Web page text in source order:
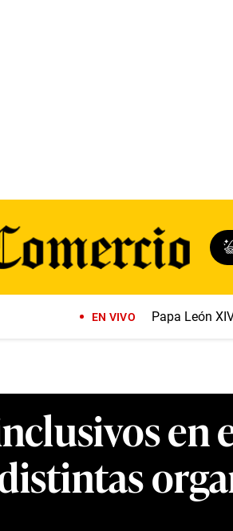
EN VIVO Papa León
en